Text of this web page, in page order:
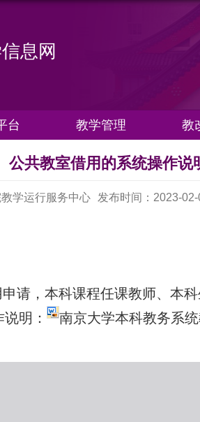
息网
台 教学管理 教
公共教室借用的系统操作说
学运行服务中心 发布时间：2023-02-
请，本科课程任课教师、本
说明：
南京大学本科教务系